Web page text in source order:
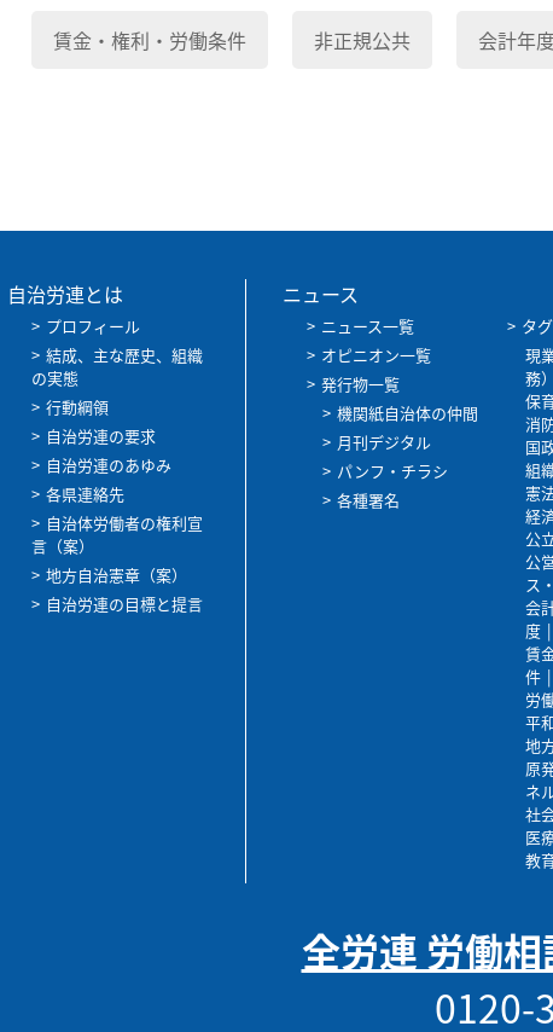
賃金・権利・労働条件
非正規公共 会計年
自治労連とは
プロフィール
結成、主な歴史、組織
の実態
行動綱領
自治労連の要求
自治労連のあゆみ
各県連絡先
自治体労働者の権利宣
言（案）
地方自治憲章（案）
自治労連の目標と提言
ニュース
ニュース一覧
オピニオン一覧
発行物一覧
機関紙自治体の仲間
月刊デジタル
パンフ・チラシ
各種署名
タ
現
務）
保
消
国
組
憲
経
公
公
ス
会
度
賃
件
労
平
地
原
ネ
社
医
教
全労連 労働
0120-